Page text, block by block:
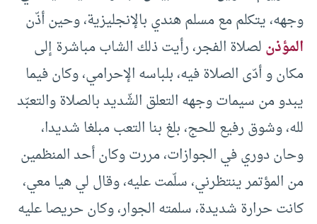
وجهه، يتكلم مع مسلم هندي بالإنجليزية، وحين أذّن
المؤذنلصلاة الفجر، رأيت ذلك الشاب مباشرة إلى
مكان و أدّى الصلاة فيه، بلباسه الإحرامي، وكان فيما
يبدو من سيمات وجهه التعلق الشّديد بالصلاة والتعبّد
لله، وشوق رفيع للحج، بلغ بنا التعب مبلغا شديدا،
وحان دوري في الجوازات، مررت وكان أحد المنظمين
من المؤتمر ينتظرني، سلّمت عليه، وقال لي هيا معي،
كانت حرارة شديدة، سلمته الجوار، وكان حريصا عليه